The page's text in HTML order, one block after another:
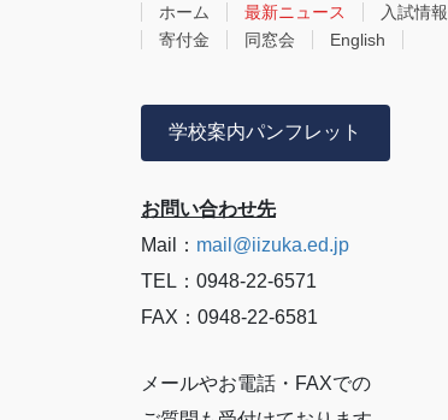
ホーム 最新ニュース 入試情報
寄付金
同窓会 English
学校案内パンフレット
お問い合わせ先
Mail： mail@iizuka.ed.jp
TEL：0948-22-6571
FAX：0948-22-6581
メールやお電話・FAXでの